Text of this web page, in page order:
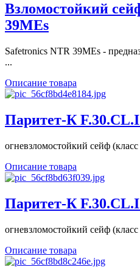
Взломостойкий
39MEs
Safetronics NTR 39MEs -
...
Описание товара
Паритет-К
огневзломостойкий сейф
Описание товара
Паритет-К
огневзломостойкий сейф
Описание товара